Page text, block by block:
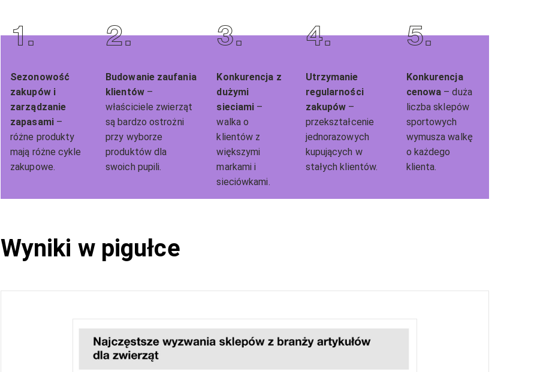
1.
Sezonowość
zakupów i
zarządzanie
zapasami–
różne produkty
mają różne cykle
zakupowe.
2.
Budowanie zaufania
klientów–
właściciele zwierząt
są bardzo ostrożni
przy wyborze
produktów dla
swoich pupili.
3.
Konkurencja z
dużymi
sieciami –
walka o
klientów z
większymi
markami i
sieciówkami.
4.
Utrzymanie
regularności
zakupów –
przekształcenie
jednorazowych
kupujących w
stałych klientów.
5.
Konkurencja
cenowa – duża
liczba sklepów
sportowych
wymusza walkę
o każdego
klienta.
Wyniki w pigułce